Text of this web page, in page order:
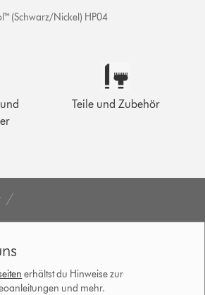
(Schwarz/Nickel) HP04
Teile und Zubehör
erhältst du Hinweise zur
und mehr.